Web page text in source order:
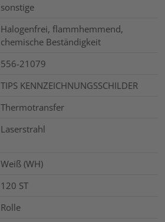
sonstige
Halogenfrei, flammhemmend,
chemische Beständigkeit
556-21079
TIPS KENNZEICHNUNGSSCHILDER
Thermotransfer
Laserstrahl
Weiß (WH)
120 ST
Rolle